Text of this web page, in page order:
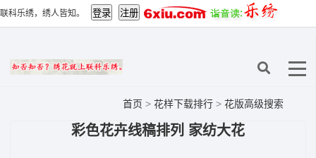
联科乐绣，绣人皆知。
首页 > 花样下载排行 > 花版高级搜索
彩色花卉线稿排列 家纺大花